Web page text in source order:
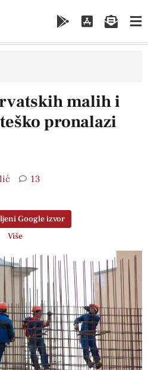
malih i
pronalazi
13
Google izvor
Više